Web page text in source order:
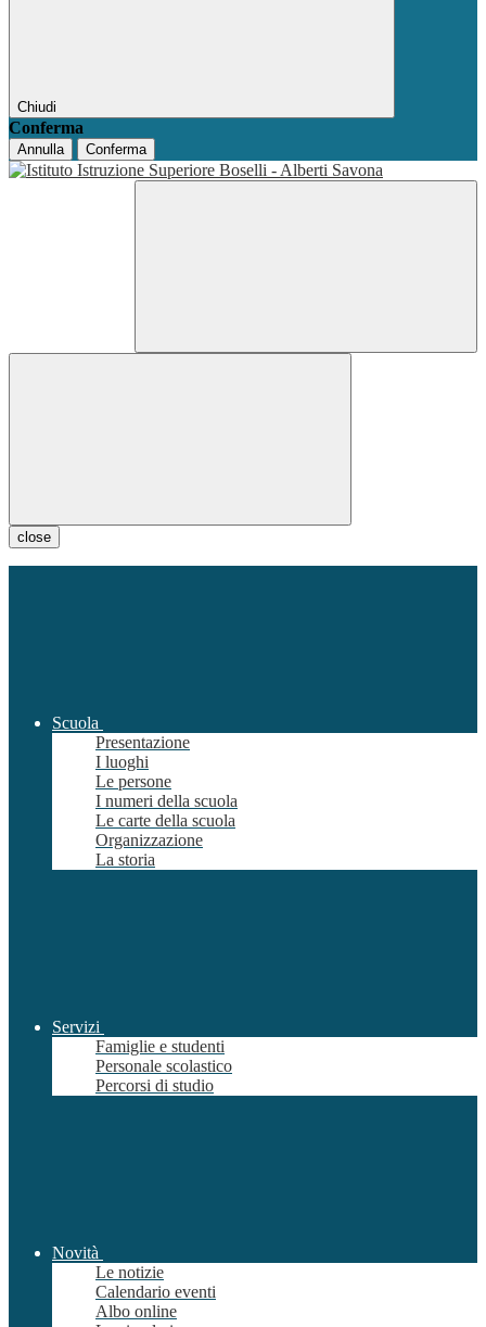
Chiudi
Conferma
Annulla Conferma
close
Scuola
Presentazione
I luoghi
Le persone
I numeri della scuola
Le carte della scuola
Organizzazione
La storia
Servizi
Famiglie e studenti
Personale scolastico
Percorsi di studio
Novità
Le notizie
Calendario eventi
Albo online